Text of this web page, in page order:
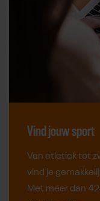
Vind jouw sport
Van atletiek tot
vind je
Met meer dan